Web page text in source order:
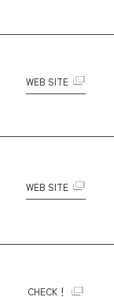
WEB SITE
WEB SITE
CHECK！